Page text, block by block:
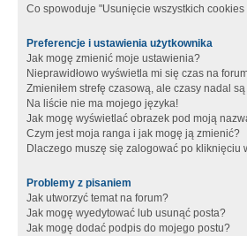
Co spowoduje "Usunięcie wszystkich
Preferencje i ustawienia użytkownika
Jak mogę zmienić moje ustawienia?
Nieprawidłowo wyświetla mi się czas na
Zmieniłem strefę czasową, ale czasy nadal
Na liście nie ma mojego języka!
Jak mogę wyświetlać obrazek pod moją
Czym jest moja ranga i jak mogę ją zmienić?
Dlaczego muszę się zalogować po kliknięciu
Problemy z pisaniem
Jak utworzyć temat na forum?
Jak mogę wyedytować lub usunąć posta?
Jak mogę dodać podpis do mojego postu?